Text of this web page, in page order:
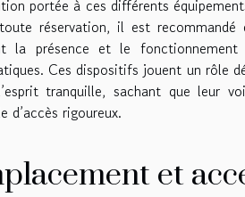
portée à ces différents
réservation, il est
la présence et le
Ces dispositifs jouent un rôle
tranquille, sachant que leur
d’accès rigoureux.
et